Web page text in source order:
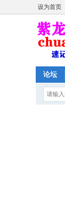
设为首页
论坛